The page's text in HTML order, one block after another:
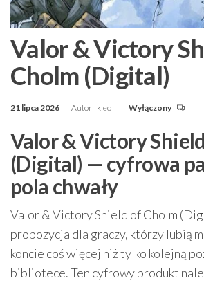
Valor & Victory
Cholm (Digital)
21 lipca 2026 Autor kleo Wyłączony
Valor & Victory
(Digital) — cyfrowa
pola chwały
Valor & Victory Shield of Cholm
propozycja dla graczy, którzy lubią
koncie coś więcej niż tylko kolejną
bibliotece. Ten cyfrowy produkt